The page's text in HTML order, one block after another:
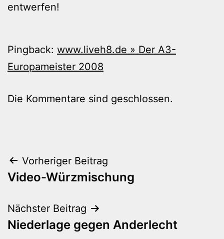
entwerfen!
Pingback: www.liveh8.de » Der A3-
Europameister 2008
Die Kommentare sind geschlossen.
Beitragsnavigation
Vorheriger Beitrag
Video-Würzmischung
Nächster Beitrag
Niederlage gegen Anderlecht